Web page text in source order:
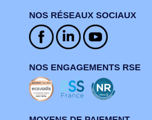
NOS RÉSEAUX SOCIAUX
NOS ENGAGEMENTS RSE